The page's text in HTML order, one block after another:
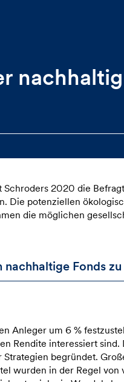
nachhaltig
Schroders 2020 die
Die potenziellen
die möglichen
Fonds
Anleger um 6 %
Rendite interessiert sind.
begründet.
wurden in der Regel